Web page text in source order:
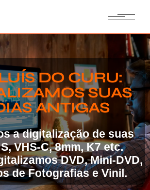
DO CURU:
SUAS
ANTIGAS
a digitalização de suas
VHS-C, 8mm, K7 etc.
DVD, Mini-DVD,
de Fotografias e Vinil.